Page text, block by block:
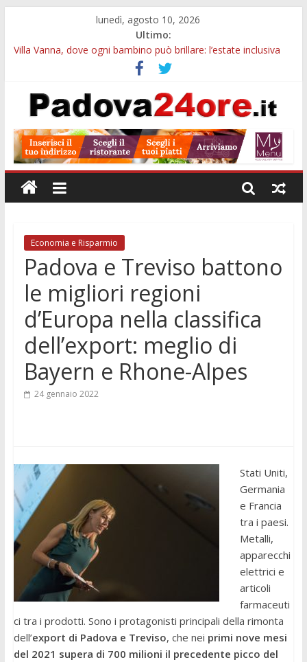
lunedì, agosto 10, 2026
Ultimo:
Premi di laurea Unipd, ad agosto scadono bandi fino a 3.290
euro per giovani studiosi
Villa Vanna, dove ogni bambino può brillare: l’estate inclusiva
Notizie di Padova alle ore 10: mobilità comunale, Camera di
Commercio e bus sui Colli
I 39 scalini a Padova, il thriller di Hitchcock diventa commedia
all’Odeo Cornaro
Voucher trasporto pubblico, 200 euro per gli abbonamenti:
domande entro il 31 agosto
Economia e Risparmio
Padova e Treviso battono
le migliori regioni
d’Europa nella classifica
dell’export: meglio di
Bayern e Rhone-Alpes
24 gennaio 2022
Stati Uniti,
Germania
e Francia
tra i paesi.
Metalli,
apparecchi
elettrici e
articoli
farmaceuti
ci tra i prodotti. Sono i protagonisti principali della rimonta
dell’export di Padova e Treviso, che nei primi nove mesi
del 2021 supera di 700 milioni il precedente picco del